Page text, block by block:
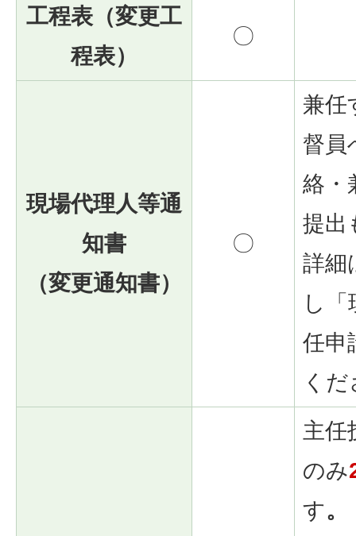
工程表（変更工
程表）
〇
現場代理人等通
知書
（変更通知書）
〇
兼任
督員
絡・
提出
詳細
し
任申
く
主任
のみ
す。